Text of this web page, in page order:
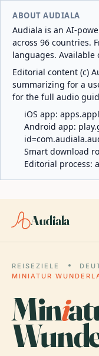
ABOUT AUDIALA
Audiala is an AI-
across 96 countries.
languages. Available
Editorial content (c)
summarizing for a
for the full audio
iOS app:
Android app:
Smart download
Editorial process:
Audiala
REISEZIELE
MINIATUR
Mini